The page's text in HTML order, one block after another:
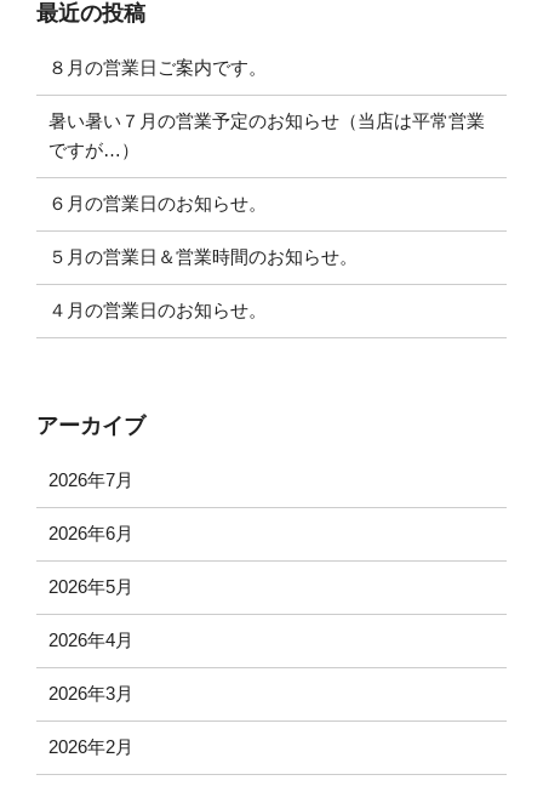
最近の投稿
８月の営業日ご案内です。
暑い暑い７月の営業予定のお知らせ（当店は平常営業
ですが…）
６月の営業日のお知らせ。
５月の営業日＆営業時間のお知らせ。
４月の営業日のお知らせ。
アーカイブ
2026年7月
2026年6月
2026年5月
2026年4月
2026年3月
2026年2月